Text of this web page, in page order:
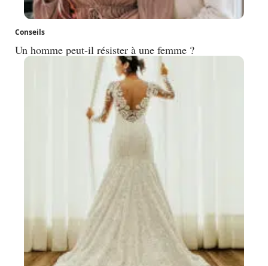
Conseils
Un homme peut-il résister à une femme ?